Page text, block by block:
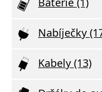
Nabíječky
Kabely (13)